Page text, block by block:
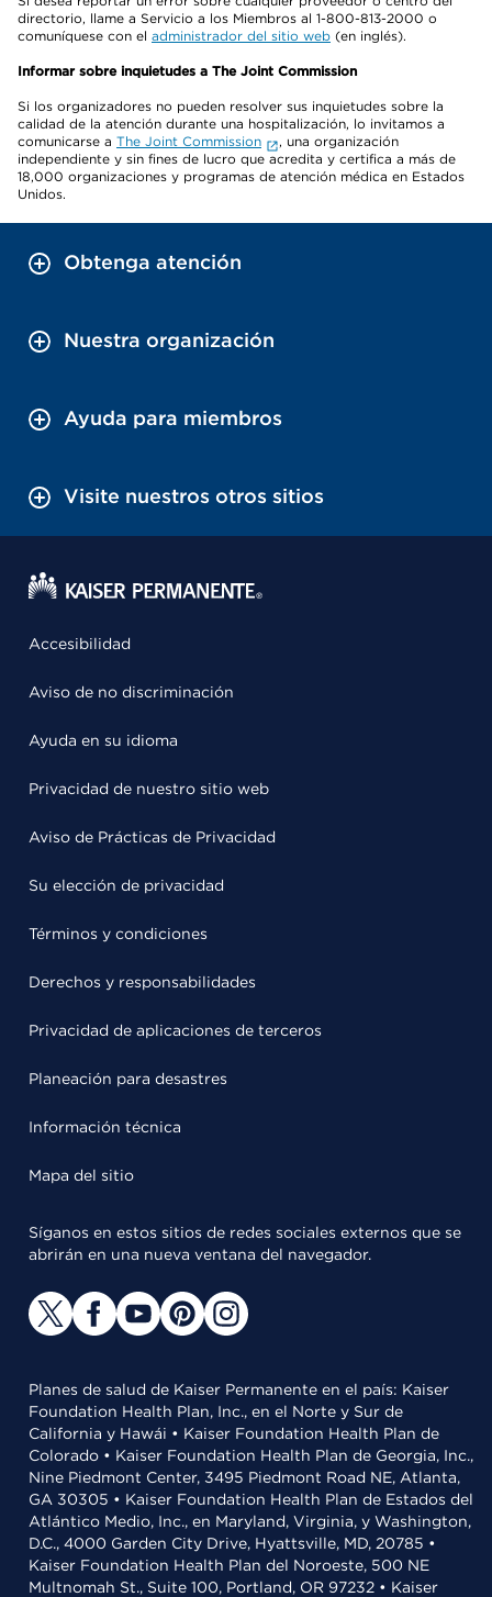
directorio, llame a Servicio a los Miembros al 1-800-813-2000 o
comuníquese con el administrador del sitio web (en inglés).
Informar sobre inquietudes a The Joint Commission
Si los organizadores no pueden resolver sus inquietudes sobre la
calidad de la atención durante una hospitalización, lo invitamos a
comunicarse a The Joint Commission
, una organización
independiente y sin fines de lucro que acredita y certifica a más de
18,000 organizaciones y programas de atención médica en Estados
Unidos.
Obtenga atención
Nuestra organización
Ayuda para miembros
Visite nuestros otros sitios
Accesibilidad
Aviso de no discriminación
Ayuda en su idioma
Privacidad de nuestro sitio web
Aviso de Prácticas de Privacidad
Su elección de privacidad
Términos y condiciones
Derechos y responsabilidades
Privacidad de aplicaciones de terceros
Planeación para desastres
Información técnica
Mapa del sitio
Síganos en estos sitios de redes sociales externos que se
abrirán en una nueva ventana del navegador.
Planes de salud de Kaiser Permanente en el país: Kaiser
Foundation Health Plan, Inc., en el Norte y Sur de
California y Hawái • Kaiser Foundation Health Plan de
Colorado • Kaiser Foundation Health Plan de Georgia, Inc.,
Nine Piedmont Center, 3495 Piedmont Road NE, Atlanta,
GA 30305 • Kaiser Foundation Health Plan de Estados del
Atlántico Medio, Inc., en Maryland, Virginia, y Washington,
D.C., 4000 Garden City Drive, Hyattsville, MD, 20785 •
Kaiser Foundation Health Plan del Noroeste, 500 NE
Multnomah St., Suite 100, Portland, OR 97232 • Kaiser